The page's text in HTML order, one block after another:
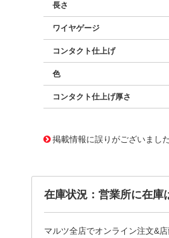
長さ
ワイヤゲージ
コンタクト仕上げ
色
コンタクト仕上げ厚さ
掲載情報に誤りがございまし
在庫状況：営業所に在庫
マルツ全店でオンライン注文&